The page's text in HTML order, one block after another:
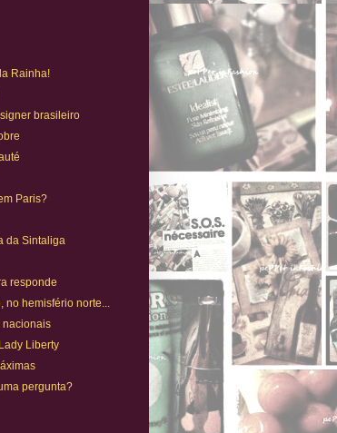
Rainha!
brasileiro
Paris?
da Sintaliga
responde
no hemisfério norte...
nacionais
Liberty
pergunta?